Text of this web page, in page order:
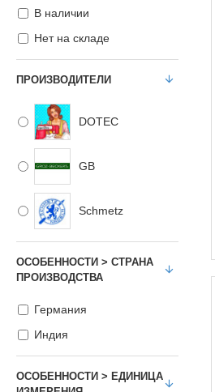
ПРОИЗВОДИТЕЛИ
DOTEC
GB
Schmetz
ОСОБЕННОСТИ > СТРАНА
ПРОИЗВОДСТВА
Германия
Индия
ОСОБЕННОСТИ > ЕДИНИЦА
В наличии
Нет на складе